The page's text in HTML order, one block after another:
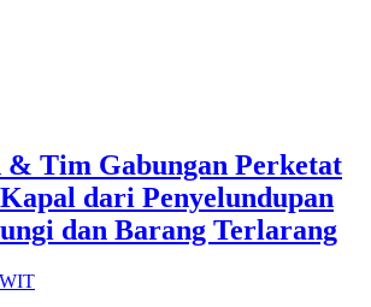
& Tim Gabungan Perketat
dari Penyelundupan
dan Barang Terlarang